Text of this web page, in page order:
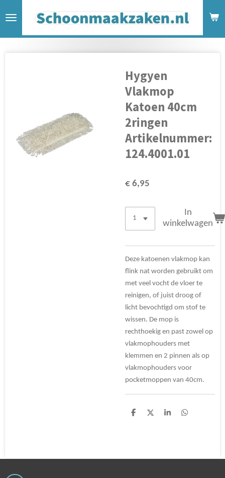
direct
Hygyen
Vlakmop
Katoen 40cm
2ringen
Artikelnummer:
124.4001.01
€ 6,95
In
winkelwagen
Deze katoenen vlakmop kan
flink nat worden gebruikt om
met veel vocht de vloer te
reinigen, of juist droog of
licht bevochtigd om stof te
wissen. De mop is
rechthoekig en past zowel op
vlakmophouders met
klemmen en 2 pinnen als op
vlakmophouders voor
pocketmoppen van 40cm.
D
D
S
D